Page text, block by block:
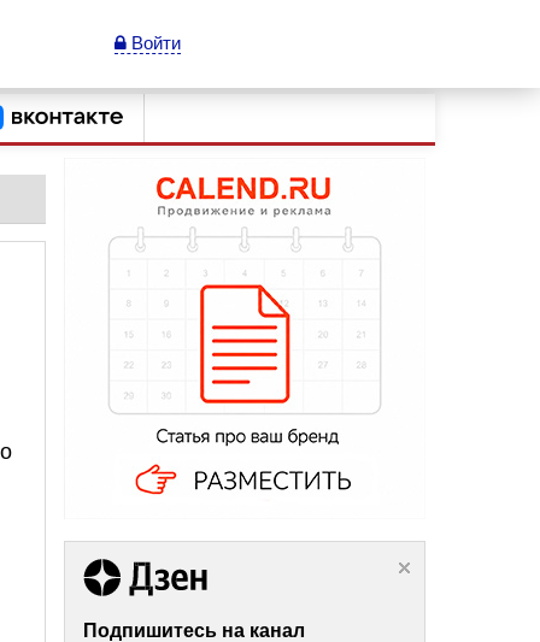
Войти
Подпишитесь на канал